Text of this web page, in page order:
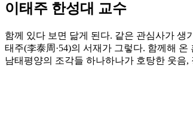
이태주 한성대 교수
함께 있다 보면 닮게 된다. 같은 관심사가 생
태주(李泰周·54)의 서재가 그렇다. 함께해
남태평양의 조각들 하나하나가 호탕한 웃음